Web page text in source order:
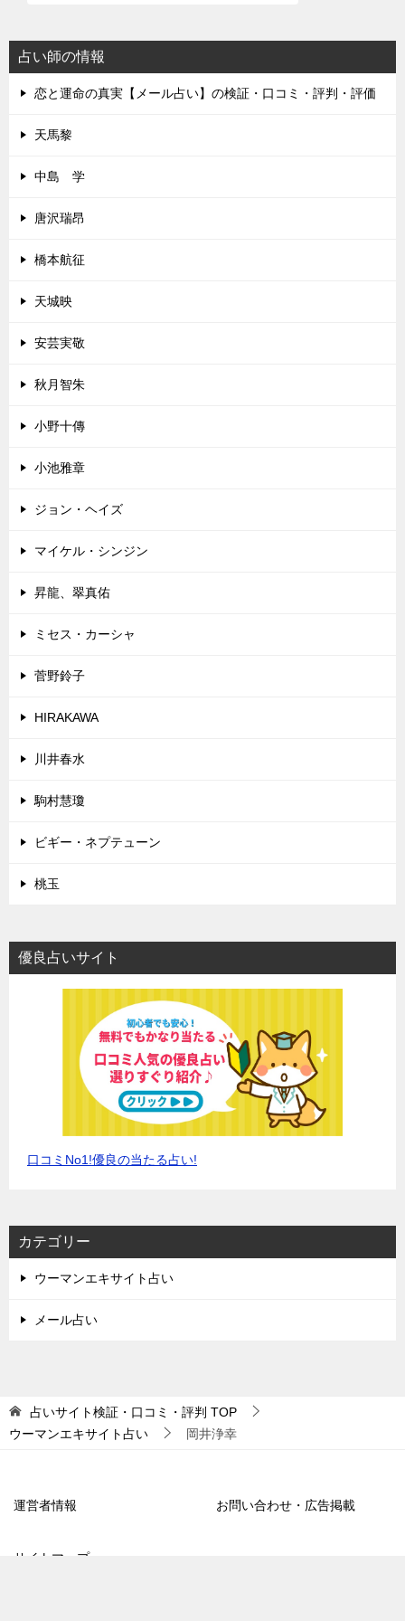
占い師の情報
恋と運命の真実【メール占い】の検証・口コミ・評判・評価
天馬黎
中島 学
唐沢瑞昂
橋本航征
天城映
安芸実敬
秋月智朱
小野十傳
小池雅章
ジョン・ヘイズ
マイケル・シンジン
昇龍、翠真佑
ミセス・カーシャ
菅野鈴子
HIRAKAWA
川井春水
駒村慧瓊
ビギー・ネプテューン
桃玉
優良占いサイト
口コミNo1!優良の当たる占い!
カテゴリー
ウーマンエキサイト占い
メール占い
占いサイト検証・口コミ・評判 TOP
ウーマンエキサイト占い
岡井浄幸
運営者情報 お問い合わせ・広告掲載
サイトマップ